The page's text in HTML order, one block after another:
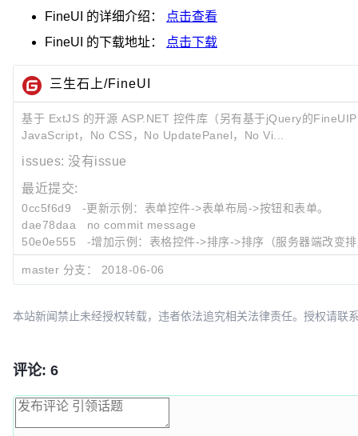
FineUI 的详细介绍：
点击查看
FineUI 的下载地址： 点击下载
三生石上/FineUI
基于 ExtJS 的开源 ASP.NET 控件库（另有基于jQuery的
JavaScript，No CSS，No UpdatePanel，No Vi...
issues: 没有issue
最近提交:
0cc5f6d9
-更新示例：表单控件->表单布局->按钮和表单。
dae78daa
no commit message
50e0e555
-增加示例：表格控件->排序->排序（服务器端改变
master 分支： 2018-06-06
本站新闻禁止未经授权转载，违者依法追究相关法律责任。授权请联
评论: 6